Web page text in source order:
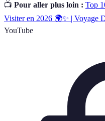
📺 Pour aller plus loin : Top
Visiter en 2026 🌍✨ | Voyage
YouTube